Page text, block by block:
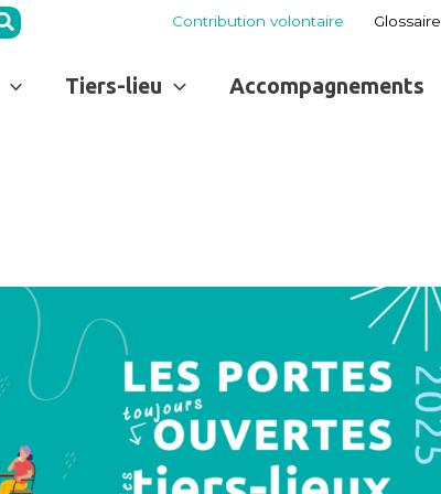
Contribution volontaire Glossaire
Tiers-lieu Accompagnements